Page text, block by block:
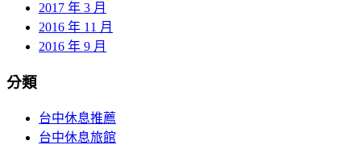
2017 年 3 月
2016 年 11 月
2016 年 9 月
分類
台中休息推薦
台中休息旅館